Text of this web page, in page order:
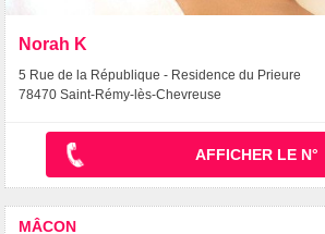
Norah K
5 Rue de la République - Residence du Prieure
78470 Saint-Rémy-lès-Chevreuse
AFFICHER LE N°
MÂCON